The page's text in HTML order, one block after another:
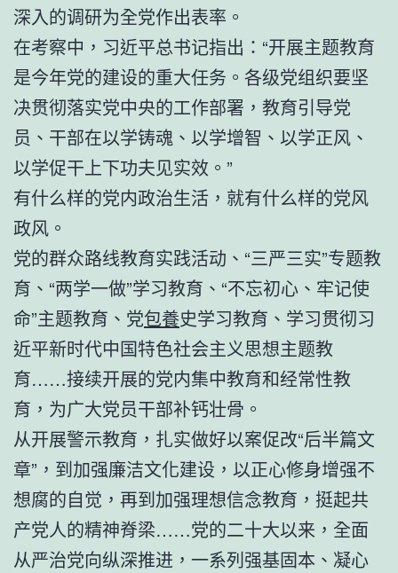
深入的调研为全党作出表率。
在考察中，习近平总书记指出：“开展主题教育
是今年党的建设的重大任务。各级党组织要坚
决贯彻落实党中央的工作部署，教育引导党
员、干部在以学铸魂、以学增智、以学正风、
以学促干上下功夫见实效。”
有什么样的党内政治生活，就有什么样的党风
政风。
党的群众路线教育实践活动、“三严三实”专题教
育、“两学一做”学习教育、“不忘初心、牢记使
命”主题教育、党包養史学习教育、学习贯彻习
近平新时代中国特色社会主义思想主题教
育……接续开展的党内集中教育和经常性教
育，为广大党员干部补钙壮骨。
从开展警示教育，扎实做好以案促改“后半篇文
章”，到加强廉洁文化建设，以正心修身增强不
想腐的自觉，再到加强理想信念教育，挺起共
产党人的精神脊梁……党的二十大以来，全面
从严治党向纵深推进，一系列强基固本、凝心